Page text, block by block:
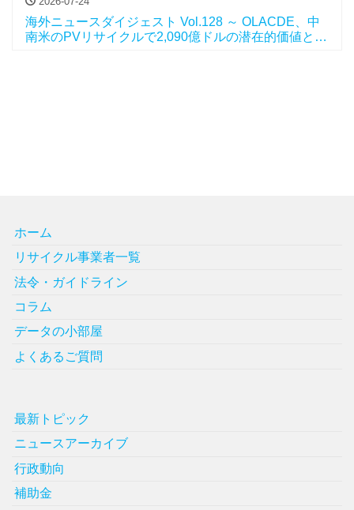
海外ニュースダイジェスト Vol.128 ～ OLACDE、中
南米のPVリサイクルで2,090億ドルの潜在的価値と報
ホーム
リサイクル事業者一覧
法令・ガイドライン
コラム
データの小部屋
よくあるご質問
最新トピック
ニュースアーカイブ
行政動向
補助金